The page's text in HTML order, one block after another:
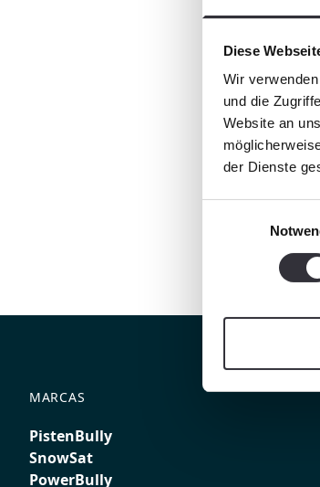
Diese
Wir
und die
Website an
der Dienste
MARCAS
PistenBully
SnowSat
PowerBully